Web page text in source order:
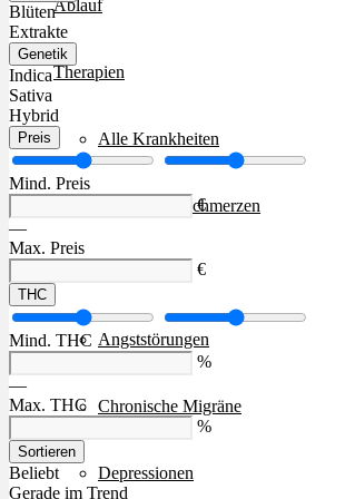
Ablauf
Therapien
Alle Krankheiten
Chronische Schmerzen
Angststörungen
Chronische Migräne
Depressionen
Blüten
Extrakte
Genetik
Indica
Sativa
Hybrid
Preis
Mind. Preis
€
—
Max. Preis
€
THC
Mind. THC
%
—
Max. THC
%
Sortieren
Beliebt
Gerade im Trend